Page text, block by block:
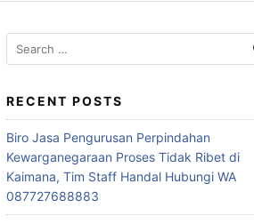
Search
for:
RECENT POSTS
Biro Jasa Pengurusan Perpindahan
Kewarganegaraan Proses Tidak Ribet di
Kaimana, Tim Staff Handal Hubungi WA
087727688883